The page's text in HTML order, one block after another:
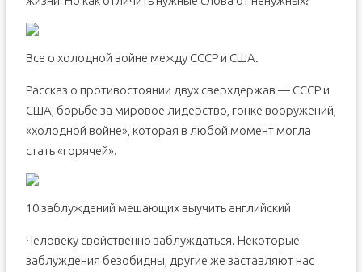
Все о холодной войне между СССР и США.
Рассказ о противостоянии двух сверхдержав — СССР и
США, борьбе за мировое лидерство, гонке вооружений,
«холодной войне», которая в любой момент могла
стать «горячей».
10 заблуждений мешающих выучить английский
Человеку свойственно заблуждаться. Некоторые
заблуждения безобидны, другие же заставляют нас